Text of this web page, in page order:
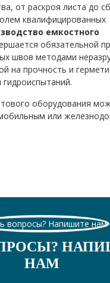
от раскроя листа до
квалифицированных
емкостного
обязательной
швов методами
на прочность и
оборудования
или
НАМ